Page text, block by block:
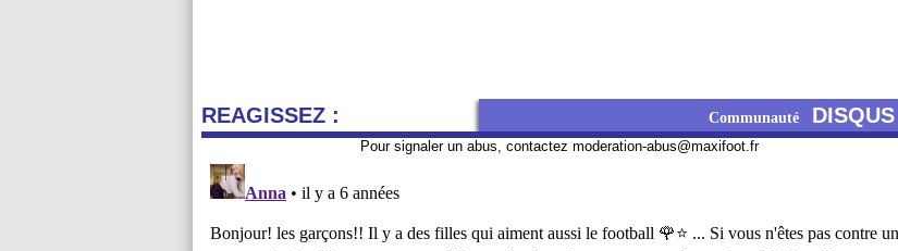
REAGISSEZ : Communauté DISQUS
Pour signaler un abus, contactez moderation-abus@maxifoot.fr